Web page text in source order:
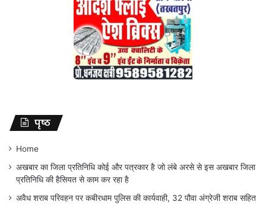
पृष्ठ
Home
अखबार का जिला प्रतिनिधि कोई और पत्रकार है जो लंबे अरसे से इस अखबार जिला
प्रतिनिधि की हैसियत से काम कर रहा है
अवैध शराब परिवहन पर कबीरधाम पुलिस की कार्यवाही, 32 पौवा अंग्रेजी शराब सहित